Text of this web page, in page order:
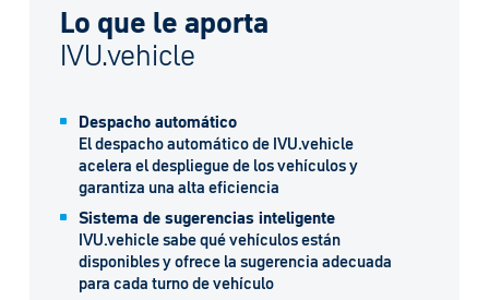
Lo que le aporta
IVU.vehicle
Despacho automático
El despacho automático de IVU.vehicle
acelera el despliegue de los vehículos y
garantiza una alta eficiencia
Sistema de sugerencias inteligente
IVU.vehicle sabe qué vehículos están
disponibles y ofrece la sugerencia adecuada
para cada turno de vehículo